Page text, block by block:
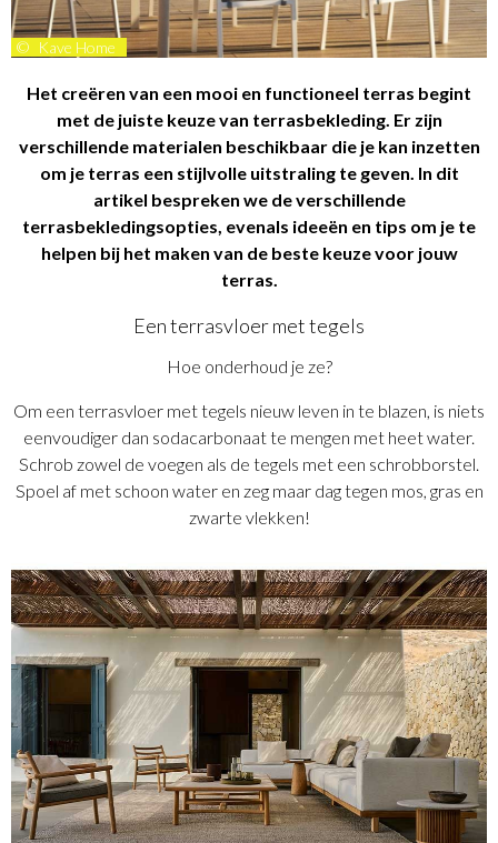
© Kave Home
Het creëren van een mooi en functioneel terras begint
met de juiste keuze van terrasbekleding. Er zijn
verschillende materialen beschikbaar die je kan inzetten
om je terras een stijlvolle uitstraling te geven. In dit
artikel bespreken we de verschillende
terrasbekledingsopties, evenals ideeën en tips om je te
helpen bij het maken van de beste keuze voor jouw
terras.
Een terrasvloer met tegels
Hoe onderhoud je ze?
Om een terrasvloer met tegels nieuw leven in te blazen, is niets
eenvoudiger dan sodacarbonaat te mengen met heet water.
Schrob zowel de voegen als de tegels met een schrobborstel.
Spoel af met schoon water en zeg maar dag tegen mos, gras en
zwarte vlekken!